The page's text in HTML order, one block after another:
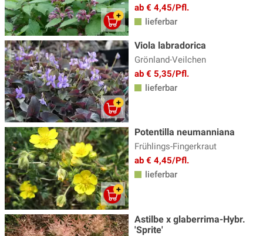
ab € 4,45/Pfl.
lieferbar
Viola labradorica
Grönland-Veilchen
ab € 5,35/Pfl.
lieferbar
Potentilla neumanniana
Frühlings-Fingerkraut
ab € 4,45/Pfl.
lieferbar
Astilbe x glaberrima-Hybr.
'Sprite'